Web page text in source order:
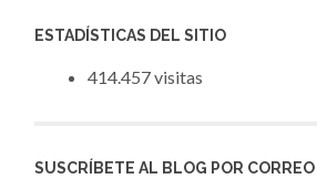
ESTADÍSTICAS DEL SITIO
414.457 visitas
SUSCRÍBETE AL BLOG POR